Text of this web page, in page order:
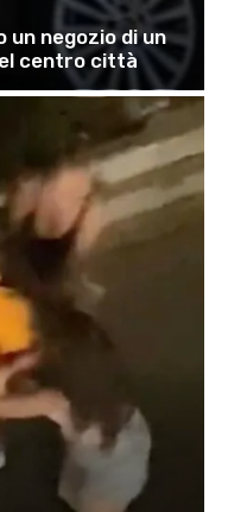
negozio di un
centro città